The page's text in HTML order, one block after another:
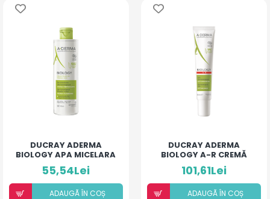
DUCRAY ADERMA
BIOLOGY APA MICELARA
HIDRATANTA 200ML
55,54Lei
ADAUGÃ ÎN COȘ
DUCRAY ADERMA
BIOLOGY A-R CREMĂ
ANTI-ROSEATA 40ML
101,61Lei
ADAUGÃ ÎN COȘ